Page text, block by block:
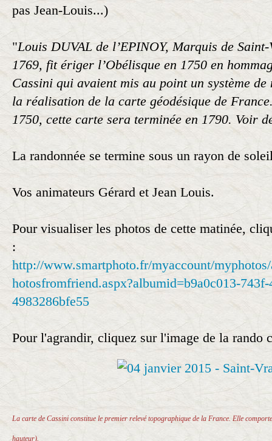
pas Jean-Louis...)
"Louis DUVAL de l’EPINOY, Marquis de
1769, fit ériger l’Obélisque en 1750 en
Cassini qui avaient mis au point un système de
la réalisation de la carte géodésique de
1750, cette carte sera terminée en 1790. Voir
La randonnée se termine sous un rayon de
Vos animateurs Gérard et Jean Louis.
Pour visualiser les photos de cette matinée,
:
http://www.smartphoto.fr/myaccount/
hotosfromfriend.aspx?albumid=b9a0c013-
4983286bfe55
Pour l'agrandir, cliquez sur l'image de la rando
La carte de Cassini constitue le premier relevé topographique de la France. Elle
hauteur).